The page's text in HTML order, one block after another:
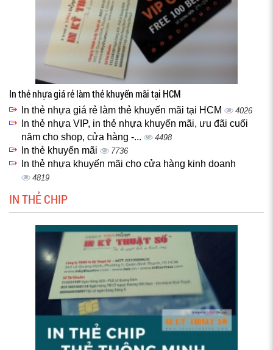
In thẻ nhựa giá rẻ làm thẻ khuyến mãi tại HCM
In thẻ nhựa giá rẻ làm thẻ khuyến mãi tại HCM 4026
In thẻ nhựa VIP, in thẻ nhựa khuyến mãi, ưu đãi cuối
năm cho shop, cửa hàng -...
4498
In thẻ khuyến mãi 7736
In thẻ nhựa khuyến mãi cho cửa hàng kinh doanh
4819
IN THẺ CHIP